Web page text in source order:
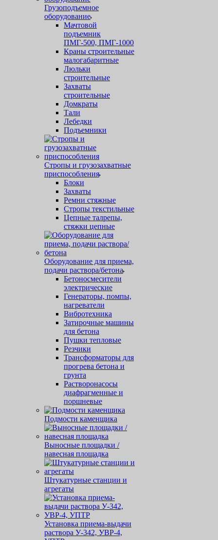
Грузоподъемное
оборудование
Мачтовой
подъемник
ПМГ-500, ПМГ-1000
Краны строительные
малогабаритные
Люльки
строительные
Захваты
строительные
Домкраты
Тали
Лебедки
Подъемники
Стропы и грузозахватные
приспособления
Блоки
Захваты
Ремни стяжные
Стропы текстильные
Цепные талрепы,
стяжки цепные
Оборудование для приема,
подачи раствора/бетона
Бетоносмесители
электрические
Генераторы, помпы,
нагреватели
Вибротехника
Затирочные машины
для бетона
Пушки тепловые
Резчики
Трансформаторы для
прогрева бетона и
грунта
Растворонасосы
диафрагменные и
поршневые
Подмости каменщика
Выносные площадки /
навесная площадка
Штукатурные станции и
агрегаты
Установка приема-выдачи
раствора У-342, УВР-4,